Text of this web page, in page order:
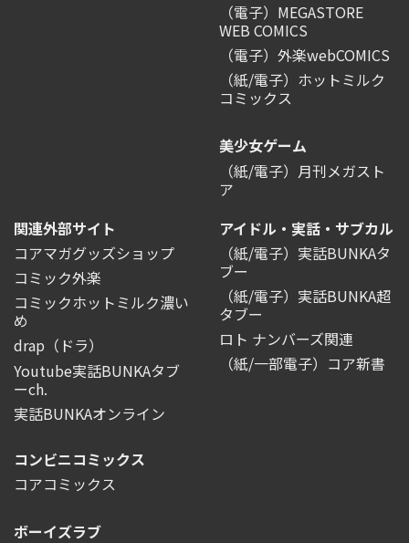
（電子）MEGASTORE
WEB COMICS
（電子）外楽webCOMICS
（紙/電子）ホットミルク
コミックス
美少女ゲーム
（紙/電子）月刊メガスト
ア
関連外部サイト
コアマガグッズショップ
コミック外楽
コミックホットミルク濃い
め
drap（ドラ）
Youtube実話BUNKAタブ
ーch.
実話BUNKAオンライン
アイドル・実話・サブカル
（紙/電子）実話BUNKAタ
ブー
（紙/電子）実話BUNKA超
タブー
ロト ナンバーズ関連
（紙/一部電子）コア新書
コンビニコミックス
コアコミックス
ボーイズラブ